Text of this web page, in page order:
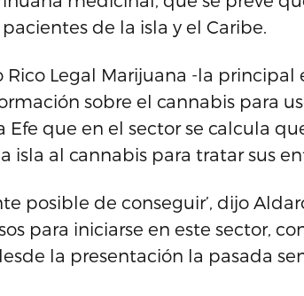
de la isla y el Caribe.
Rico Legal Marijuana -la
sobre el cannabis para
Efe que en el sector se calcula
isla al cannabis para tratar sus
posible de conseguir’, dijo
para iniciarse en este sector,
la presentación la pasada